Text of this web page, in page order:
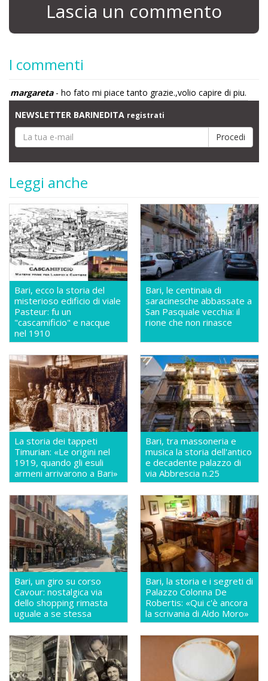
Lascia un commento
I commenti
margareta- ho fato mi piace tanto grazie.,volio capire di piu.
NEWSLETTER BARINEDITA registrati
Leggi anche
Bari, ecco la storia del
misterioso edificio di viale
Pasteur: fu un
"cascamificio" e nacque
nel 1910
Bari, le centinaia di
saracinesche abbassate a
San Pasquale vecchia: il
rione che non rinasce
La storia dei tappeti
Timurian: «Le origini nel
1919, quando gli esuli
armeni arrivarono a Bari»
Bari, tra massoneria e
musica la storia dell'antico
e decadente palazzo di
via Abbrescia n.25
Bari, un giro su corso
Cavour: nostalgica via
dello shopping rimasta
uguale a se stessa
Bari, la storia e i segreti di
Palazzo Colonna De
Robertis: «Qui c'è ancora
la scrivania di Aldo Moro»